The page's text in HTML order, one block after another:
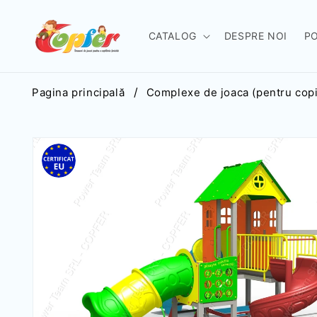
conținut
CATALOG DESPRE NOI
Pagina principală Complexe de joaca (pentru
informațiile
despre
produs